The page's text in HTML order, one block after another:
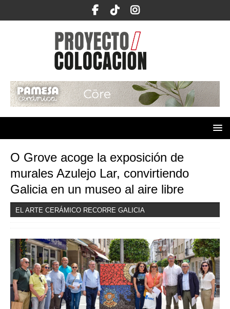
O Grove acoge la exposición de
murales Azulejo Lar, convirtiendo
Galicia en un museo al aire libre
EL ARTE CERÁMICO RECORRE GALICIA